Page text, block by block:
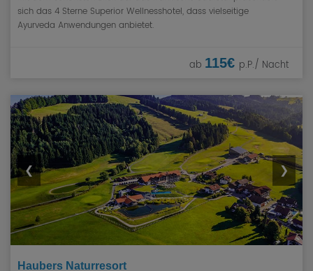
sich das 4 Sterne Superior Wellnesshotel, dass vielseitige
Ayurveda Anwendungen anbietet.
ab 115€ p.P./ Nacht
❮ ❯
Haubers Naturresort